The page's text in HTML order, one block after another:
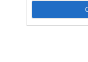
słynną